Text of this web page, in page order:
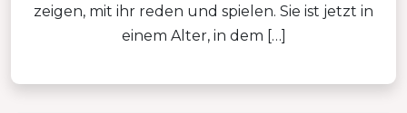
zeigen, mit ihr reden und spielen. Sie ist jetzt in
einem Alter, in dem […]